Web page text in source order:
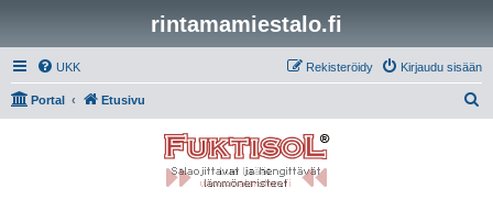
rintamamiestalo.fi
UKK Kirjaudu sisään
Rekisteröidy
Portal Etusivu